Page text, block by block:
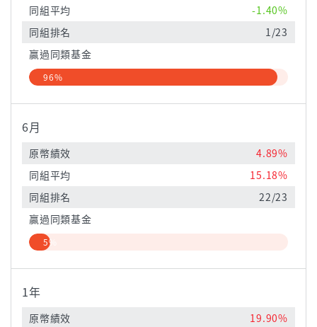
同組平均
-1.40%
同組排名
1/23
贏過同類基金
96%
6月
原幣績效
4.89%
同組平均
15.18%
同組排名
22/23
贏過同類基金
5%
1年
原幣績效
19.90%